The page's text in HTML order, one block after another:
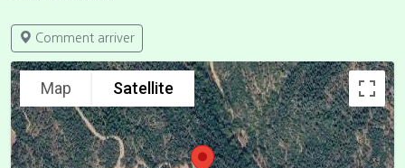
Comment arriver
Map Satellite